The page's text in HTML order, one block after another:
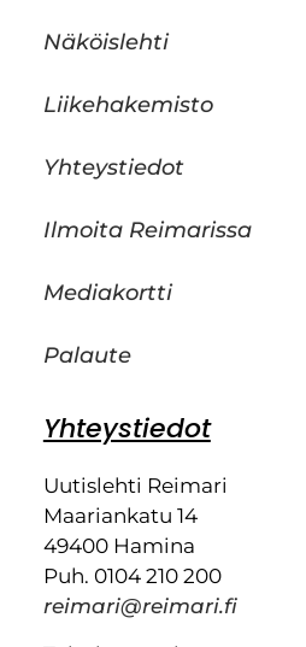
Näköislehti
Liikehakemisto
Yhteystiedot
Ilmoita Reimarissa
Mediakortti
Palaute
Yhteystiedot
Uutislehti Reimari
Maariankatu 14
49400 Hamina
Puh. 0104 210 200
reimari@reimari.fi